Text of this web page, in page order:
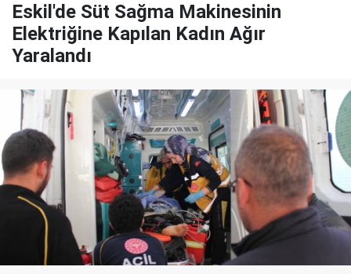
Eskil'de Süt Sağma Makinesinin
Elektriğine Kapılan Kadın Ağır
Yaralandı